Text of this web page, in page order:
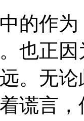
的作
也正
。无
谎言